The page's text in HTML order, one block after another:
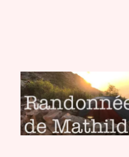
Randonnées
Michaël